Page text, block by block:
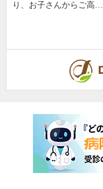
り、お子さんからご高…